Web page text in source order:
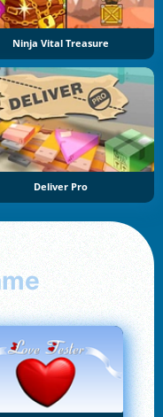
Ninja Vital Treasure
Deliver Pro